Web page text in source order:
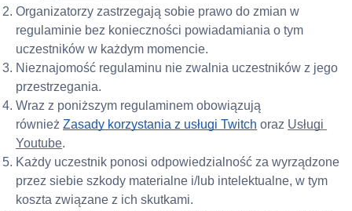
Organizatorzy zastrzegają sobie prawo do zmian w
regulaminie bez konieczności powiadamiania o tym
uczestników w każdym momencie.
Nieznajomość regulaminu nie zwalnia uczestników z jego
przestrzegania.
Wraz z poniższym regulaminem obowiązują
również Zasady korzystania z usługi Twitch oraz Usługi
Youtube.
Każdy uczestnik ponosi odpowiedzialność za wyrządzone
przez siebie szkody materialne i/lub intelektualne, w tym
koszta związane z ich skutkami.